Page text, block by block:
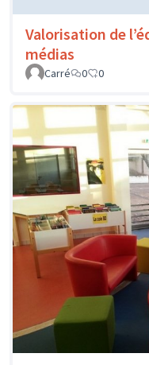
Valorisation de
médias
Carré
0 0